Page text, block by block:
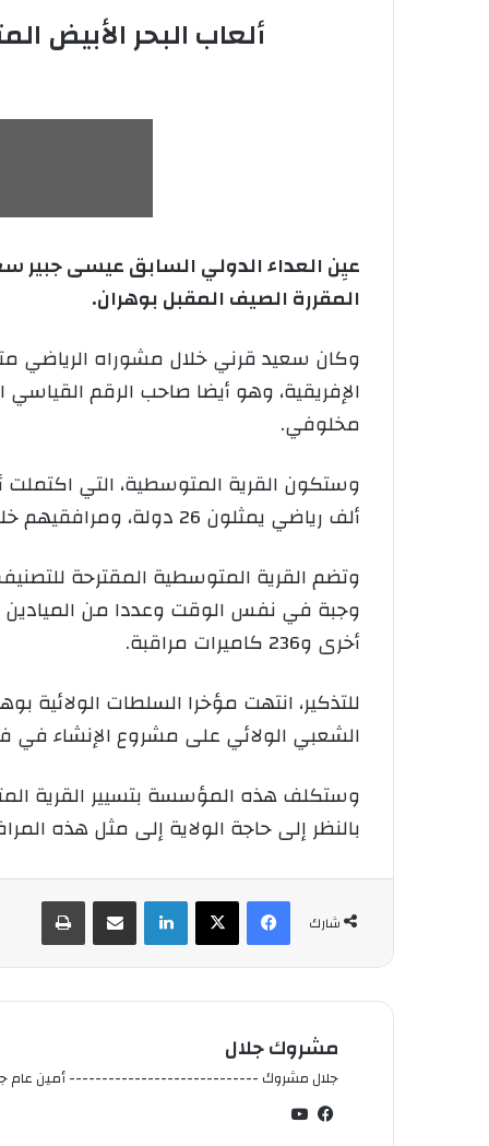
ألعاب البحر الأبيض المتوسط 2022..تعيين سعيد قرني مسؤولا
المقررة الصيف المقبل بوهران.
مخلوفي.
ألف رياضي يمثلون 26 دولة، ومرافقيهم خلال الألعاب المتوسطية التي ستقام في الفترة من 25 جوان إلى 6 جويلية 2022.
وجبة في نفس الوقت وعددا من الميادين
أخرى و236 كاميرات مراقبة.
للتذكير، انتهت مؤخرا السلطات
الشعبي الولائي على مشروع الإنشاء في
وستكلف هذه المؤسسة بتسيير القرية
بالنظر إلى حاجة الولاية إلى مثل هذه
شارك
فيسبوك لينكدإن شارك عبر الإيميل
مشروك جلال
جلال مشروك ----------------------------- أمين عام
في